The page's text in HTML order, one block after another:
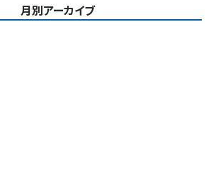
月別アーカイブ